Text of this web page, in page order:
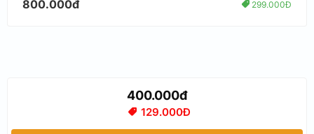
800.000đ 299.000Đ
400.000đ
129.000Đ